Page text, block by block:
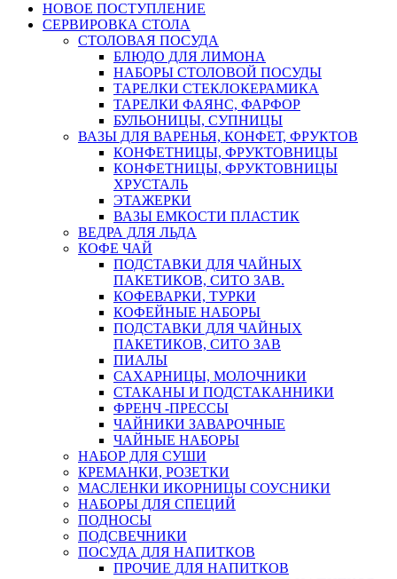
НОВОЕ ПОСТУПЛЕНИЕ
СЕРВИРОВКА СТОЛА
СТОЛОВАЯ ПОСУДА
БЛЮДО ДЛЯ ЛИМОНА
НАБОРЫ СТОЛОВОЙ ПОСУДЫ
ТАРЕЛКИ СТЕКЛОКЕРАМИКА
ТАРЕЛКИ ФАЯНС, ФАРФОР
БУЛЬОНИЦЫ, СУПНИЦЫ
ВАЗЫ ДЛЯ ВАРЕНЬЯ, КОНФЕТ, ФРУКТОВ
КОНФЕТНИЦЫ, ФРУКТОВНИЦЫ
КОНФЕТНИЦЫ, ФРУКТОВНИЦЫ
ХРУСТАЛЬ
ЭТАЖЕРКИ
ВАЗЫ ЕМКОСТИ ПЛАСТИК
ВЕДРА ДЛЯ ЛЬДА
КОФЕ ЧАЙ
ПОДСТАВКИ ДЛЯ ЧАЙНЫХ
ПАКЕТИКОВ, СИТО ЗАВ.
КОФЕВАРКИ, ТУРКИ
КОФЕЙНЫЕ НАБОРЫ
ПОДСТАВКИ ДЛЯ ЧАЙНЫХ
ПАКЕТИКОВ, СИТО ЗАВ
ПИАЛЫ
САХАРНИЦЫ, МОЛОЧНИКИ
СТАКАНЫ И ПОДСТАКАННИКИ
ФРЕНЧ -ПРЕССЫ
ЧАЙНИКИ ЗАВАРОЧНЫЕ
ЧАЙНЫЕ НАБОРЫ
НАБОР ДЛЯ СУШИ
КРЕМАНКИ, РОЗЕТКИ
МАСЛЕНКИ ИКОРНИЦЫ СОУСНИКИ
НАБОРЫ ДЛЯ СПЕЦИЙ
ПОДНОСЫ
ПОДСВЕЧНИКИ
ПОСУДА ДЛЯ НАПИТКОВ
ПРОЧИЕ ДЛЯ НАПИТКОВ